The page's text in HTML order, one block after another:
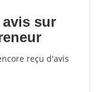
sur
reçu d'avis